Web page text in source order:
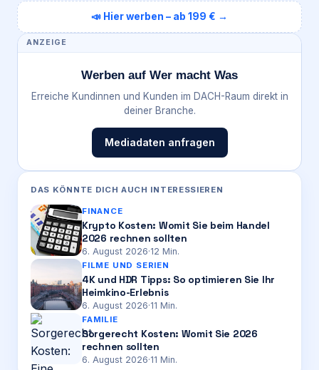
📣 Hier werben – ab 199 € →
ANZEIGE
Werben auf Wer macht Was
Erreiche Kundinnen und Kunden im DACH-Raum direkt in
deiner Branche.
Mediadaten anfragen
DAS KÖNNTE DICH AUCH INTERESSIEREN
FINANCE
Krypto Kosten: Womit Sie beim Handel
2026 rechnen sollten
6. August 2026·12 Min.
FILME UND SERIEN
4K und HDR Tipps: So optimieren Sie Ihr
Heimkino-Erlebnis
6. August 2026·11 Min.
FAMILIE
Sorgerecht Kosten: Womit Sie 2026
rechnen sollten
6. August 2026·11 Min.